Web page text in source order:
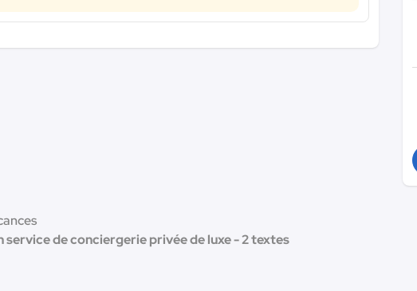
de conciergerie privée de luxe - 2 textes